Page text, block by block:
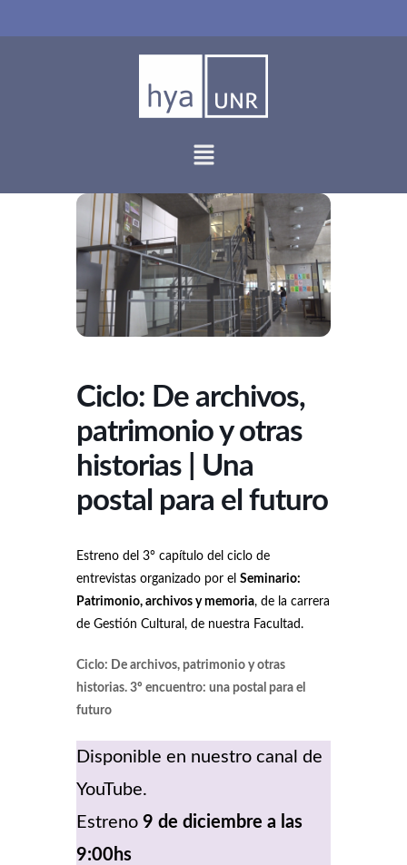
Ciclo: De archivos,
patrimonio y otras
historias | Una
postal para el futuro
Estreno del 3° capítulo del ciclo de
entrevistas organizado por el Seminario:
Patrimonio, archivos y memoria, de la carrera
de Gestión Cultural, de nuestra Facultad.
Ciclo: De archivos, patrimonio y otras
historias. 3º encuentro: una postal para el
futuro
Disponible en nuestro canal de
YouTube.
Estreno 9 de diciembre a las
9:00hs